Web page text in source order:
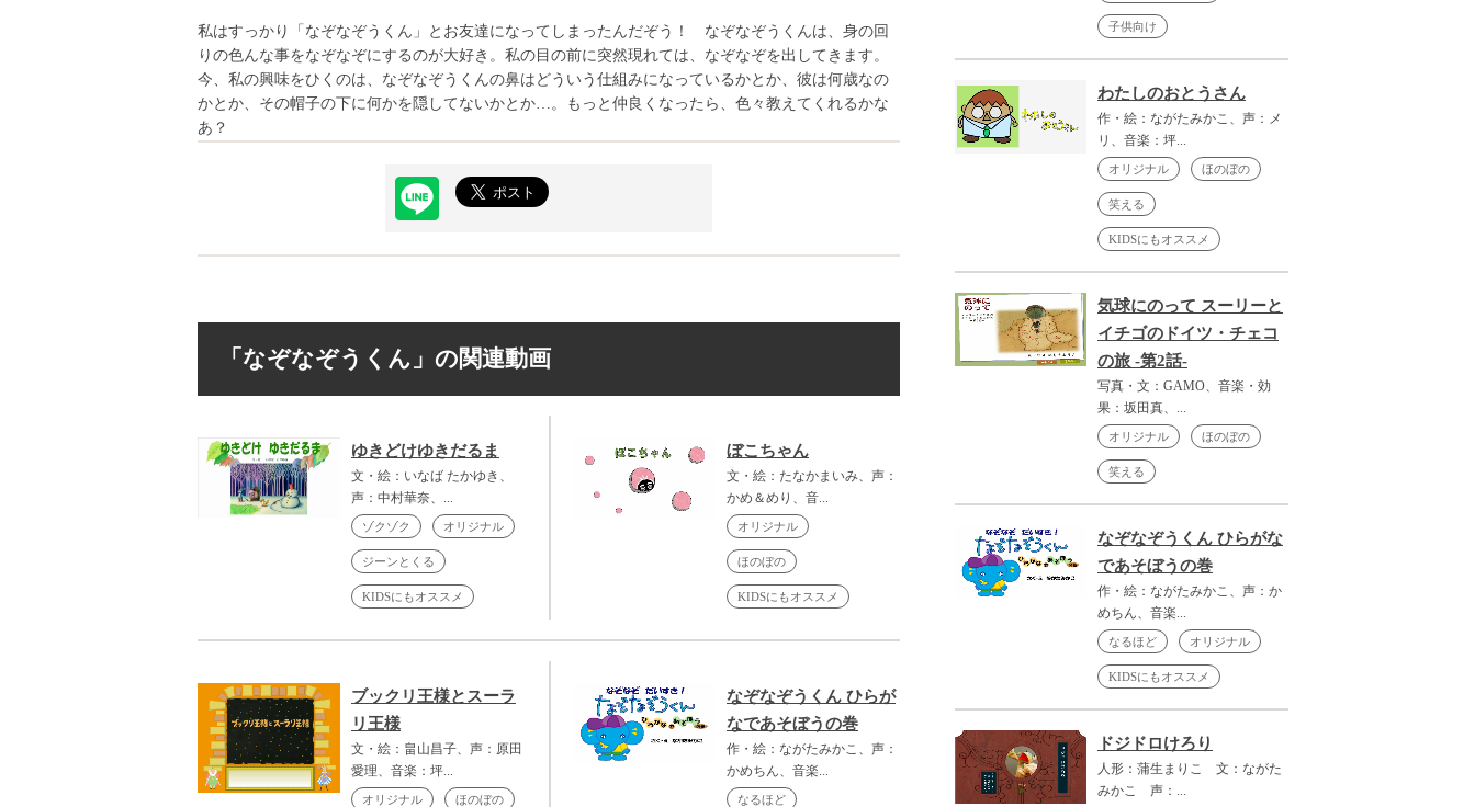
私はすっかり「なぞなぞうくん」とお友達になってしまったんだぞう！ なぞなぞうくんは、身の回
りの色んな事をなぞなぞにするのが大好き。私の目の前に突然現れては、なぞなぞを出してきます。
今、私の興味をひくのは、なぞなぞうくんの鼻はどういう仕組みになっているかとか、彼は何歳なの
かとか、その帽子の下に何かを隠してないかとか…。もっと仲良くなったら、色々教えてくれるかな
あ？
「なぞなぞうくん」の関連動画
ゆきどけゆきだるま
文・絵：いなば たかゆき、
声：中村華奈、...
ゾクゾク オリジナル
ジーンとくる
KIDSにもオススメ
ぼこちゃん
文・絵：たなかまいみ、声：
かめ＆めり、音...
オリジナル
ほのぼの
KIDSにもオススメ
ブックリ王様とスーラ
リ王様
文・絵：畠山昌子、声：原田
愛理、音楽：坪...
オリジナル ほのぼの
なぞなぞうくん ひらが
なであそぼうの巻
作・絵：ながたみかこ、声：
かめちん、音楽...
なるほど
子供向け
わたしのおとうさん
作・絵：ながたみかこ、声：メ
リ、音楽：坪...
オリジナル ほのぼの
笑える
KIDSにもオススメ
気球にのって スーリーと
イチゴのドイツ・チェコ
の旅 -第2話-
写真・文：GAMO、音楽・効
果：坂田真、...
オリジナル ほのぼの
笑える
なぞなぞうくん ひらがな
であそぼうの巻
作・絵：ながたみかこ、声：か
めちん、音楽...
なるほど オリジナル
KIDSにもオススメ
ドジドロけろり
人形：蒲生まりこ 文：ながた
みかこ 声：...